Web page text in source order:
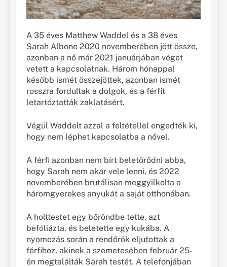
A 35 éves Matthew Waddel és a 38 éves
Sarah Albone 2020 novemberében jött össze,
azonban a nő már 2021 januárjában véget
vetett a kapcsolatnak. Három hónappal
később ismét összejöttek, azonban ismét
rosszra fordultak a dolgok, és a férfit
letartóztatták zaklatásért.
Végül Waddelt azzal a feltétellel engedték ki,
hogy nem léphet kapcsolatba a nővel.
A férfi azonban nem bírt beletörődni abba,
hogy Sarah nem akar vele lenni, és 2022
novemberében brutálisan meggyilkolta a
háromgyerekes anyukát a saját otthonában.
A holttestet egy bőröndbe tette, azt
befóliázta, és beletette egy kukába. A
nyomozás során a rendőrök eljutottak a
férfihoz, akinek a szemetesében február 25-
én megtalálták Sarah testét. A telefonjában